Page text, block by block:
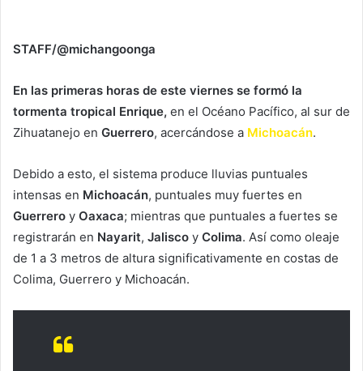
STAFF/@michangoonga
En las primeras horas de este viernes se formó la
tormenta tropical Enrique, en el Océano Pacífico, al sur de
Zihuatanejo en Guerrero, acercándose a Michoacán.
Debido a esto, el sistema produce lluvias puntuales
intensas en Michoacán, puntuales muy fuertes en
Guerrero y Oaxaca; mientras que puntuales a fuertes se
registrarán en Nayarit, Jalisco y Colima. Así como oleaje
de 1 a 3 metros de altura significativamente en costas de
Colima, Guerrero y Michoacán.